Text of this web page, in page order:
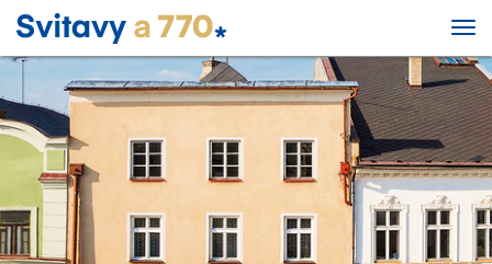
k
hlavnímu
obsahu